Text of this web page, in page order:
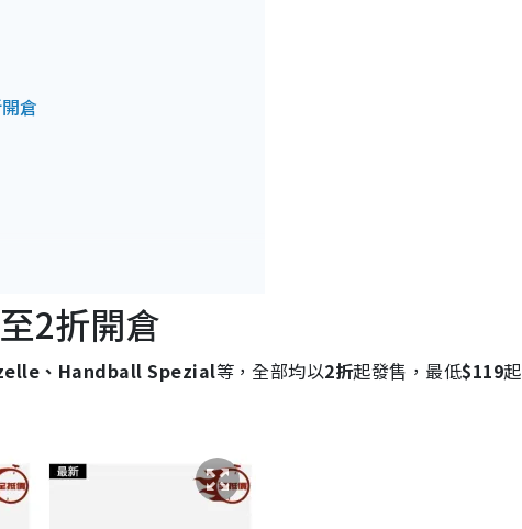
倉
最平只售$69
85折 最平$59
2折開倉
、Handball Spezial等，全部均以2折起發售，最低$119起